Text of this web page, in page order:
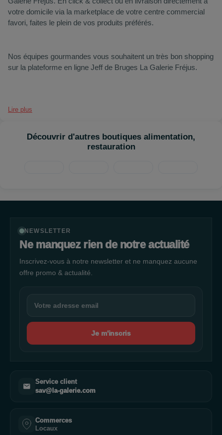
votre domicile via la marketplace de votre centre commercial
favori, faites le plein de vos produits préférés.
Nos équipes gourmandes vous souhaitent un très bon shopping
sur la plateforme en ligne Jeff de Bruges La Galerie Fréjus.
Lire plus
Découvrir d'autres boutiques alimentation,
restauration
NEWSLETTER
Ne manquez rien de notre actualité
Inscrivez-vous à notre newsletter et ne manquez aucune
offre promo & actualité.
Je m'inscris
Service client
sav@la-galerie.com
Commerces
Locaux